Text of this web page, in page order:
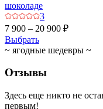
шоколаде
3
7 900 – 20 900 ₽
Выбрать
~ ягодные шедевры ~
Отзывы
Здесь еще никто не
первым!